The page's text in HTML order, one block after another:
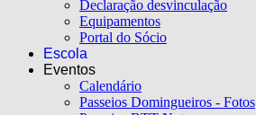
Declaração desvinculação
Equipamentos
Portal do Sócio
Escola
Eventos
Calendário
Passeios Domingueiros - Fotos